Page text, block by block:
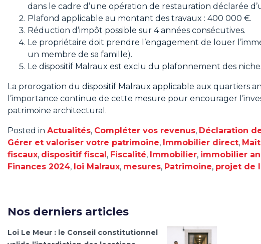
dans le cadre d’une opération de restauration déclarée
Plafond applicable au montant des travaux : 400 000 €.
Réduction d’impôt possible sur 4 années consécutives.
Le propriétaire doit prendre l’engagement de louer
un membre de sa famille).
Le dispositif Malraux est exclu du plafonnement des
La prorogation du dispositif Malraux applicable aux quartiers
l’importance continue de cette mesure pour encourager
patrimoine architectural.
Posted in Actualités, Compléter vos revenus, Déclaration
Gérer et valoriser votre patrimoine, Immobilier direct,
fiscaux, dispositif fiscal, Fiscalité, Immobilier, immobilier
Finances 2024, loi Malraux, mesures, Patrimoine, projet de
Nos derniers articles
Loi Le Meur : le Conseil constitutionnel